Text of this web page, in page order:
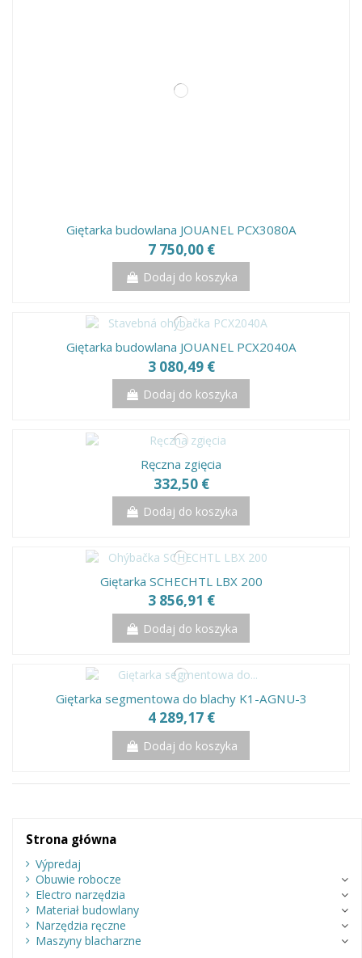
Giętarka budowlana JOUANEL PCX3080A
7 750,00 €
Dodaj do koszyka
Giętarka budowlana JOUANEL PCX2040A
3 080,49 €
Dodaj do koszyka
Ręczna zgięcia
332,50 €
Dodaj do koszyka
Giętarka SCHECHTL LBX 200
3 856,91 €
Dodaj do koszyka
Giętarka segmentowa do blachy K1-AGNU-3
4 289,17 €
Dodaj do koszyka
Strona główna
Výpredaj
Obuwie robocze
Electro narzędzia
Materiał budowlany
Narzędzia ręczne
Maszyny blacharzne